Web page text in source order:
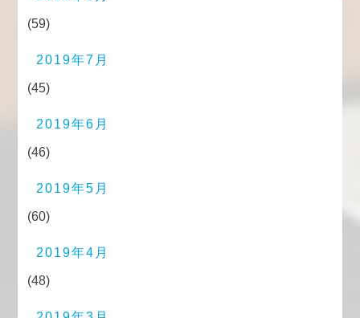
(59)
2019年7月
(45)
2019年6月
(46)
2019年5月
(60)
2019年4月
(48)